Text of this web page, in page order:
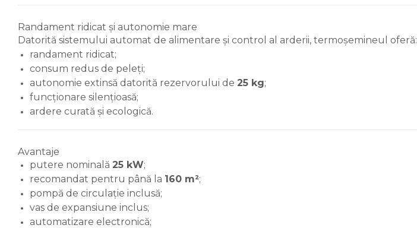
Robineti tip fluture
Pompe
Pompe de circulatie
Pompe submersibile
Hidrofoare
Vase de expansiune
Vase de expansiune pentru
incalzire
Vase de expansiune pentru
instalatii sanitare
Randament ridicat și autonomie mare
Datorită sistemului automat de alimentare și control al arderii, termoșemineul oferă:
randament ridicat;
consum redus de peleți;
autonomie extinsă datorită rezervorului de 25 kg;
funcționare silențioasă;
ardere curată și ecologică.
Avantaje
putere nominală 25 kW;
recomandat pentru până la 160 m²;
pompă de circulație inclusă;
vas de expansiune inclus;
automatizare electronică;